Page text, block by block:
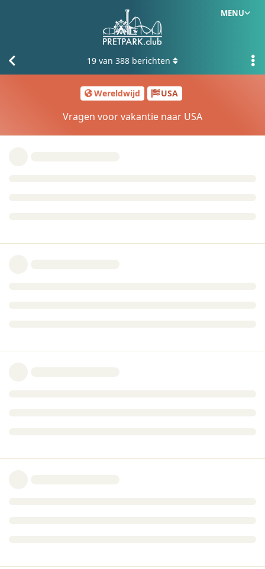
MENU
Wereldwijd USA
Vragen voor vakantie naar USA
19 van 388 berichten